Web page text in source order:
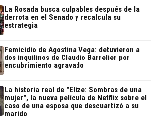
La Rosada busca culpables después de la
derrota en el Senado y recalcula su
estrategia
Femicidio de Agostina Vega: detuvieron a
dos inquilinos de Claudio Barrelier por
encubrimiento agravado
La historia real de "Elize: Sombras de una
mujer", la nueva película de Netflix sobre el
caso de una esposa que descuartizó a su
marido